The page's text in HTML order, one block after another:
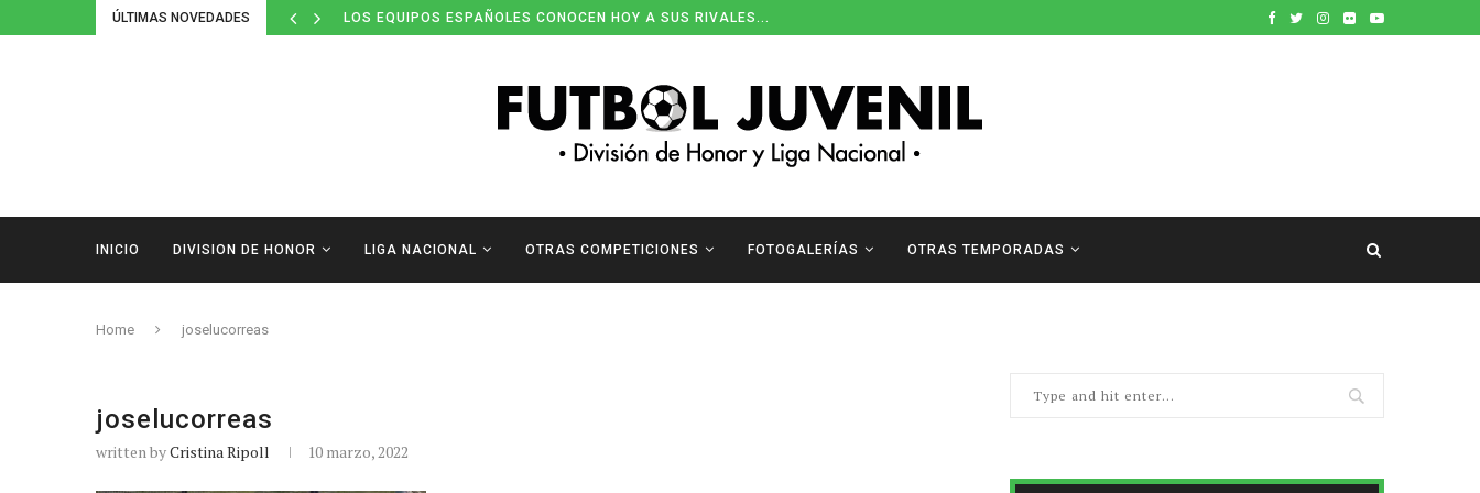
ÚLTIMAS NOVEDADES LOS EQUIPOS ESPAÑOLES CONOCEN HOY A SUS RIVALES...
INICIO DIVISION DE HONOR LIGA NACIONAL OTRAS COMPETICIONES FOTOGALERÍAS OTRAS TEMPORADAS
Home joselucorreas
joselucorreas
written byCristina Ripoll 10 marzo, 2022